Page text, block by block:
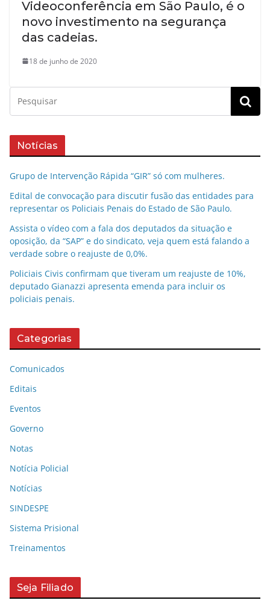
Videoconferência em São Paulo, é o
novo investimento na segurança
das cadeias.
18 de junho de 2020
Notícias
Grupo de Intervenção Rápida “GIR” só com mulheres.
Edital de convocação para discutir fusão das entidades para
representar os Policiais Penais do Estado de São Paulo.
Assista o vídeo com a fala dos deputados da situação e
oposição, da “SAP” e do sindicato, veja quem está falando a
verdade sobre o reajuste de 0,0%.
Policiais Civis confirmam que tiveram um reajuste de 10%,
deputado Gianazzi apresenta emenda para incluir os
policiais penais.
Categorias
Comunicados
Editais
Eventos
Governo
Notas
Notícia Policial
Notícias
SINDESPE
Sistema Prisional
Treinamentos
Seja Filiado